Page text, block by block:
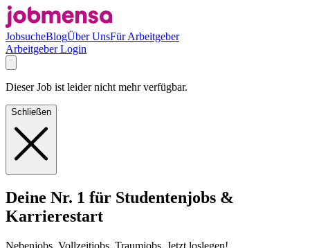
JobsucheBlogÜber UnsFür Arbeitgeber
Arbeitgeber Login
Dieser Job ist leider nicht mehr verfügbar.
Schließen
Deine Nr. 1 für Studentenjobs &
Karrierestart